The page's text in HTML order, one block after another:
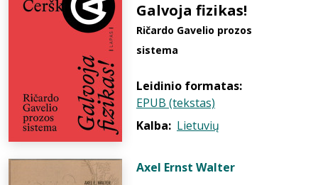
Galvoja fizikas!
Ričardo Gavelio prozos
sistema
Leidinio formatas:
EPUB (tekstas)
Kalba: Lietuvių
Axel Ernst Walter